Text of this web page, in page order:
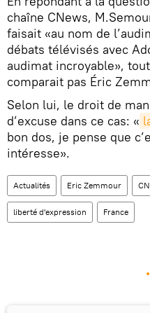
chaîne CNews,
faisait «au nom de
débats télévisés avec
audimat incroyable»,
comparait pas Éric
Selon lui, le droit de
d’excuse dans ce cas: «
bon dos, je pense que
intéresse».
Actualités Eric Zemmour
liberté d'expression France